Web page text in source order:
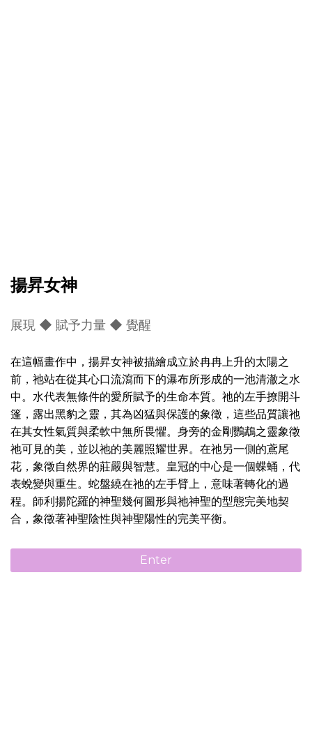
揚昇女神
展現 ◆ 賦予力量 ◆ 覺醒
在這幅畫作中，揚昇女神被描繪成立於冉冉上升的太陽之
前，祂站在從其心口流瀉而下的瀑布所形成的一池清澈之水
中。水代表無條件的愛所賦予的生命本質。祂的左手撩開斗
篷，露出黑豹之靈，其為凶猛與保護的象徵，這些品質讓祂
在其女性氣質與柔軟中無所畏懼。身旁的金剛鸚鵡之靈象徵
祂可見的美，並以祂的美麗照耀世界。在祂另一側的鳶尾
花，象徵自然界的莊嚴與智慧。皇冠的中心是一個蝶蛹，代
表蛻變與重生。蛇盤繞在祂的左手臂上，意味著轉化的過
程。師利揚陀羅的神聖幾何圖形與祂神聖的型態完美地契
合，象徵著神聖陰性與神聖陽性的完美平衡。
Enter